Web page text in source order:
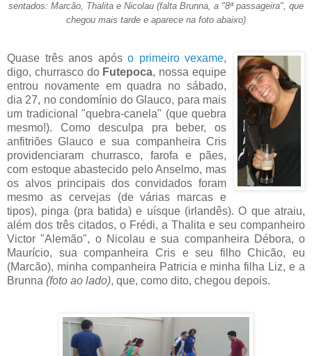
sentados: Marcão, Thalita e Nicolau (falta Brunna, a "8ª passageira", que
chegou mais tarde e aparece na foto abaixo)
Quase três anos após o primeiro vexame,
digo, churrasco do Futepoca, nossa equipe
entrou novamente em quadra no sábado,
dia 27, no condomínio do Glauco, para mais
um tradicional "quebra-canela" (que quebra
mesmo!). Como desculpa pra beber, os
anfitriões Glauco e sua companheira Cris
providenciaram churrasco, farofa e pães,
com estoque abastecido pelo Anselmo, mas
os alvos principais dos convidados foram
mesmo as cervejas (de várias marcas e
tipos), pinga (pra batida) e uísque (irlandês). O que atraiu,
além dos três citados, o Frédi, a Thalita e seu companheiro
Victor "Alemão", o Nicolau e sua companheira Débora, o
Maurício, sua companheira Cris e seu filho Chicão, eu
(Marcão), minha companheira Patricia e minha filha Liz, e a
Brunna (foto ao lado), que, como dito, chegou depois.